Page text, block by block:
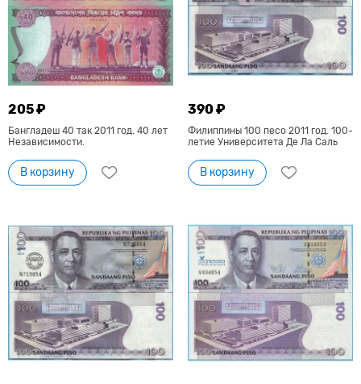
205 ₽
Бангладеш 40 так 2011 год. 40 лет
Независимости.
В корзину
390 ₽
Филиппины 100 песо 2011 год. 100-
летие Университета Де Ла Саль
В корзину